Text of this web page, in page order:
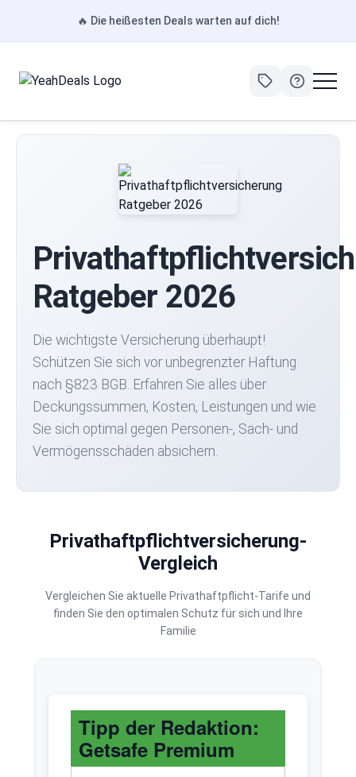
🔥 Die heißesten Deals warten auf dich!
Ratgeber 2026
Die wichtigste Versicherung überhaupt!
Schützen Sie sich vor unbegrenzter Haftung
nach §823 BGB. Erfahren Sie alles über
Deckungssummen, Kosten, Leistungen und wie
Sie sich optimal gegen Personen-, Sach- und
Vermögensschäden absichern.
Privathaftpflichtversicherung-
Vergleich
Vergleichen Sie aktuelle Privathaftpflicht-Tarife und
finden Sie den optimalen Schutz für sich und Ihre
Familie
Tipp der Redaktion:
Getsafe Premium